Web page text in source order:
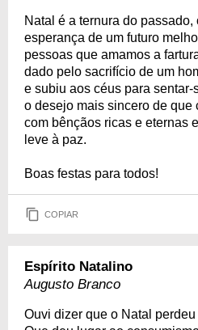
Natal é a ternura do
esperança de um futuro
pessoas que amamos a
dado pelo sacrifício de um
e subiu aos céus para
o desejo mais sincero de que
com bênçãos ricas e eternas
leve à paz.
Boas festas para todos!
COPIAR
Espírito Natalino
Augusto Branco
Ouvi dizer que o Natal